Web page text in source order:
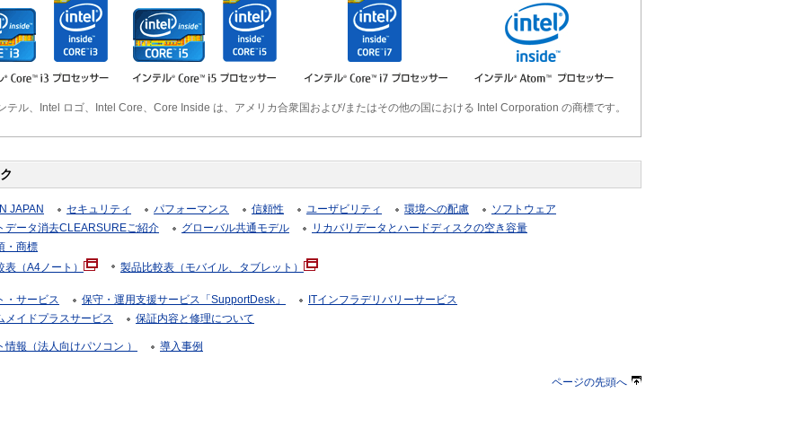
テル、Intel ロゴ、Intel Core、Core Inside は、アメリカ合衆国および/またはその他の国における Intel Corporation の商標です。
JAPAN セキュリティ パフォーマンス 信頼性 ユーザビリティ 環境への配慮
ソフトウェア
データ消去CLEARSUREご紹介
グローバル共通モデル
リカバリデータとハードディスクの空き容量
・商標
表（A4ノート）
製品比較表（モバイル、タブレット）
・サービス 保守・運用支援サービス「SupportDesk」
ITインフラデリバリーサービス
メイドプラスサービス
保証内容と修理について
情報（法人向けパソコン ） 導入事例
ページの先頭へ